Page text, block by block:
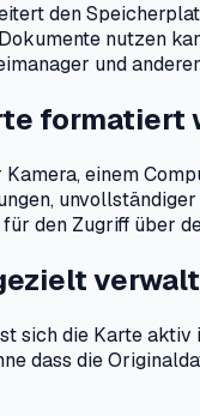
den
nutzen
und
formatiert
einem
den Zugriff über
sich die Karte
dass die